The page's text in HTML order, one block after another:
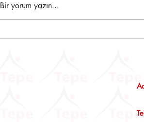
Dijital Vergi Dairesine Yeni
Bir yorum yazın...